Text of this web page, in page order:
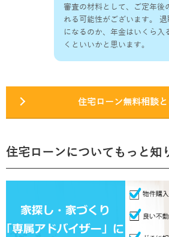
審査の材料として、ご定年後
れる可能性がございます。
になるのか、年金はいくら入
くといいかと思います。
住宅ローン無料相談と
住宅ローンについてもっと知